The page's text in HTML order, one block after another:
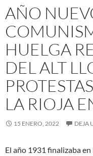
AÑO
HUELGA
DEL ALT
LA RIOJA
15 ENERO, 2022 DEJA
El año 1931 finalizaba